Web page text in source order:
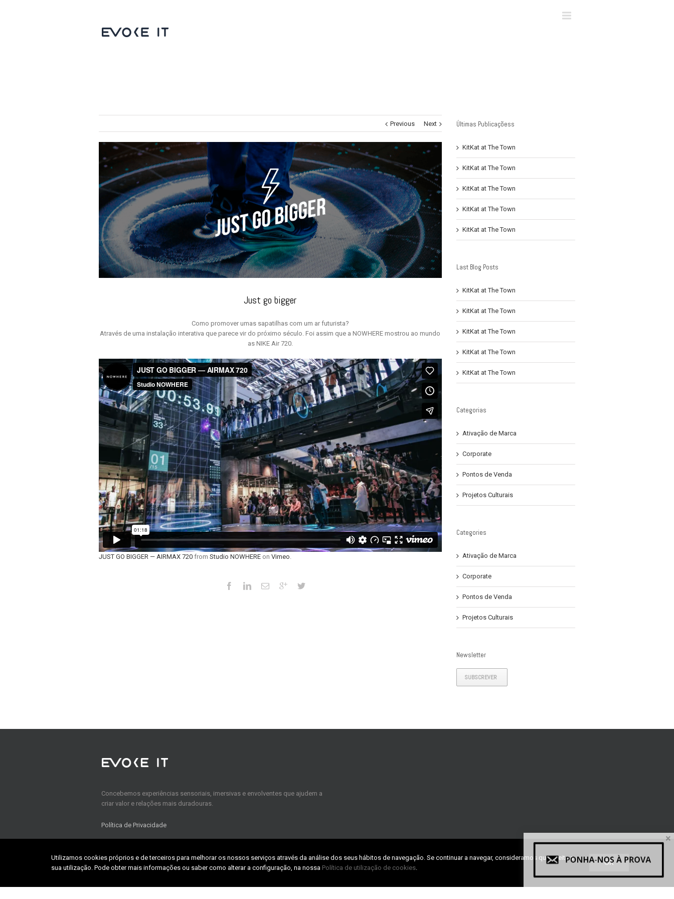
Previous Next
Just go bigger
Como promover umas sapatilhas com um ar futurista?
Através de uma instalação interativa que parece vir do próximo século. Foi assim que a NOWHERE mostrou ao mundo
as NIKE Air 720.
JUST GO BIGGER — AIRMAX 720from Studio NOWHEREon Vimeo.
Últimas Publicaçõess
KitKat at The Town
KitKat at The Town
KitKat at The Town
KitKat at The Town
KitKat at The Town
Last Blog Posts
KitKat at The Town
KitKat at The Town
KitKat at The Town
KitKat at The Town
KitKat at The Town
Categorias
Ativação de Marca
Corporate
Pontos de Venda
Projetos Culturais
Categories
Ativação de Marca
Corporate
Pontos de Venda
Projetos Culturais
Newsletter
SUBSCREVER
Concebemos experiências sensoriais, imersivas e envolventes que ajudem a
criar valor e relações mais duradouras.
Política de Privacidade
Home
About us
CONTACTS
TABpark – Zona Industrial da Taboeira, Lote 27, Fração H1
×
Utilizamos cookies próprios e de terceiros para melhorar os nossos serviços através da análise dos seus hábitos de navegação. Se continuar a navegar, consideramos que aceita a
sua utilização. Pode obter mais informações ou saber como alterar a configuração, na nossa Política de utilização de cookies.
OK